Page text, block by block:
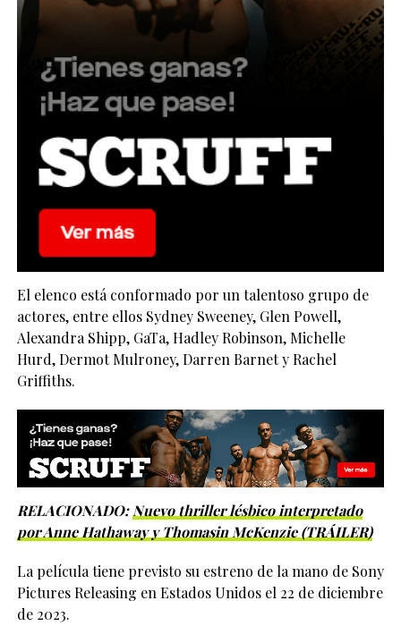
El elenco está conformado por un talentoso grupo de
actores, entre ellos Sydney Sweeney, Glen Powell,
Alexandra Shipp, GaTa, Hadley Robinson, Michelle
Hurd, Dermot Mulroney, Darren Barnet y Rachel
Griffiths.
RELACIONADO:Nuevo thriller lésbico interpretado
por Anne Hathaway y Thomasin McKenzie (TRÁILER)
La película tiene previsto su estreno de la mano de Sony
Pictures Releasing en Estados Unidos el 22 de diciembre
de 2023.